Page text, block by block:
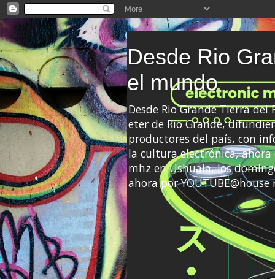
Desde Rio
el mundo
Desde Rio Grande Tierra
eter de Río Grande,
productores del país, con
la cultura electrónica, ahora
mhz en Ushuaia, los
ahora por